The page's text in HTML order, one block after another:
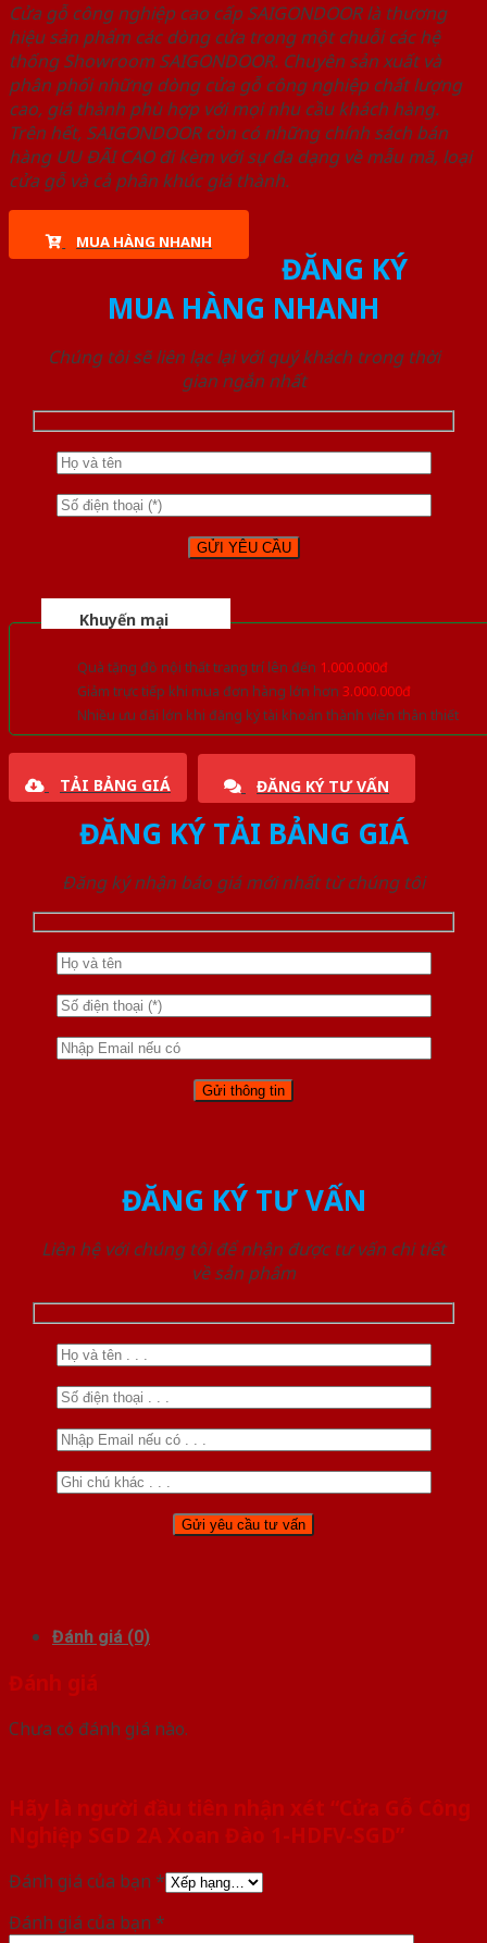
Cửa gỗ công nghiệp cao cấp SAIGONDOOR là thương
hiệu sản phẩm các dòng cửa trong một chuỗi các hệ
thống Showroom SAIGONDOOR. Chuyên sản xuất và
phân phối những dòng cửa gỗ công nghiệp chất lượng
cao, giá thành phù hợp với mọi nhu cầu khách hàng.
Trên hết, SAIGONDOOR còn có những chính sách bán
hàng ƯU ĐÃI CAO đi kèm với sự đa dạng về mẫu mã, loại
cửa gỗ và cả phân khúc giá thành.
MUA HÀNG NHANH
ĐĂNG KÝ
MUA HÀNG NHANH
Chúng tôi sẽ liên lạc lại với quý khách trong thời
gian ngắn nhất
Khuyến mại
Quà tặng đồ nội thất trang trí lên đến 1.000.000đ
Giảm trực tiếp khi mua đơn hàng lớn hơn 3.000.000đ
Nhiều ưu đãi lớn khi đăng ký tài khoản thành viên thân thiết
TẢI BẢNG GIÁ ĐĂNG KÝ TƯ VẤN
ĐĂNG KÝ TẢI BẢNG GIÁ
Đăng ký nhận báo giá mới nhất từ chúng tôi
ĐĂNG KÝ TƯ VẤN
Liên hệ với chúng tôi để nhận được tư vấn chi tiết
về sản phẩm
Đánh giá (0)
Đánh giá
Chưa có đánh giá nào.
Hãy là người đầu tiên nhận xét “Cửa Gỗ Công
Nghiệp SGD 2A Xoan Đào 1-HDFV-SGD”
Đánh giá của bạn *
Đánh giá của bạn *